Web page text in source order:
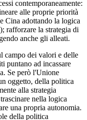
contemporaneamente:
alle proprie priorità
Cina adottando la logica
rafforzare la strategia di
anche gli alleati.
campo dei valori e delle
puntano ad incassare
Se però l'Unione
oggetto, della politica
alla strategia
nella logica
una propria autonomia.
della politica